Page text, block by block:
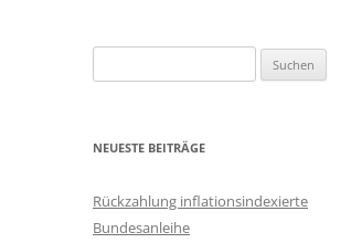
nach:
NEUESTE BEITRÄGE
Rückzahlung inflationsindexierte
Bundesanleihe